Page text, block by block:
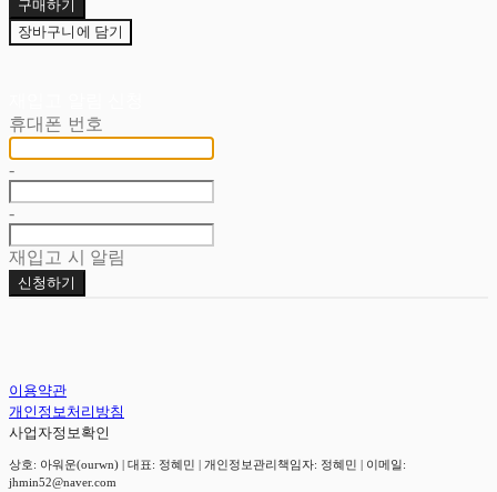
구매하기
장바구니에 담기
휴대폰 번호
-
-
재입고 시 알림
신청하기
이용약관
개인정보처리방침
사업자정보확인
상호: 아워운(ourwn) | 대표: 정혜민 | 개인정보관리책임자: 정혜민 | 이메일:
jhmin52@naver.com